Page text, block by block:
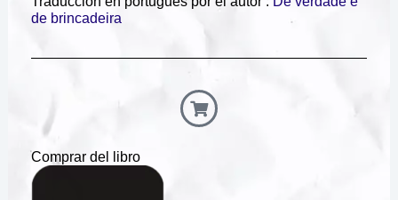
de brincadeira
Comprar del libro